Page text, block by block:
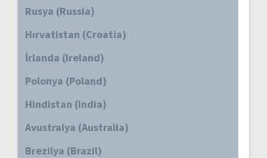
Rusya (Russia)
Hırvatistan (Croatia)
İrlanda (Ireland)
Polonya (Poland)
Hindistan (India)
Avustralya (Australia)
Brezilya (Brazil)